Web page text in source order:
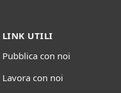
LINK UTILI
Pubblica con noi
Lavora con noi